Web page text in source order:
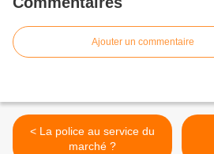
Ajouter un commentaire
< La police au service du
marché ?